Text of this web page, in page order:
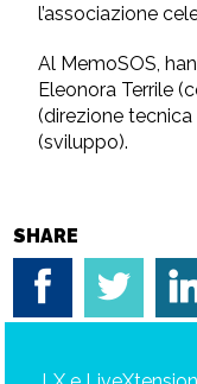
l’associazione
Al MemoSOS,
Eleonora Terrile
(direzione tecnica
(sviluppo).
SHARE